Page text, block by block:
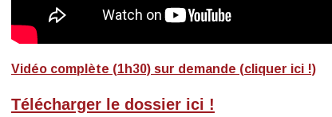
Vidéo complète (1h30) sur demande (cliquer ici !)
Télécharger le dossier ici !